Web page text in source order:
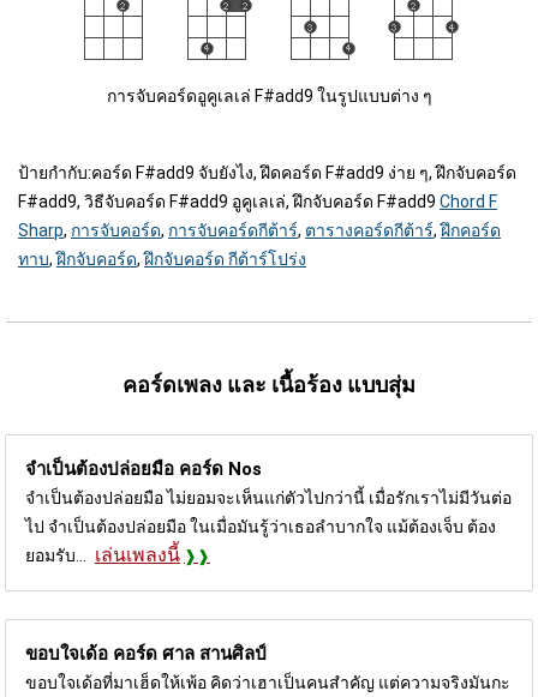
การจับคอร์ดอูคูเลเล่ F#add9 ในรูปแบบต่าง ๆ
ป้ายกำกับ:คอร์ด F#add9 จับยังไง, ฝึดคอร์ด F#add9 ง่าย ๆ, ฝึกจับคอร์ด
F#add9, วิธีจับคอร์ด F#add9 อูคูเลเล่, ฝึกจับคอร์ด F#add9 Chord F
Sharp, การจับคอร์ด, การจับคอร์ดกีต้าร์, ตารางคอร์ดกีต้าร์,ฝึกคอร์ด
ทาบ,ฝึกจับคอร์ด,ฝึกจับคอร์ด กีต้าร์โปร่ง
คอร์ดเพลง และ เนื้อร้อง แบบสุ่ม
จำเป็นต้องปล่อยมือ คอร์ด Nos
จำเป็นต้องปล่อยมือ ไม่ยอมจะเห็นแก่ตัวไปกว่านี้ เมื่อรักเราไม่มีวันต่อ
ไป จำเป็นต้องปล่อยมือ ในเมื่อมันรู้ว่าเธอลำบากใจ แม้ต้องเจ็บ ต้อง
ยอมรับ...
เล่นเพลงนี้
ขอบใจเด้อ คอร์ด ศาล สานศิลป์
ขอบใจเด้อที่มาเฮ็ดให้เพ้อ คิดว่าเฮาเป็นคนสำคัญ แต่ความจริงมันกะ